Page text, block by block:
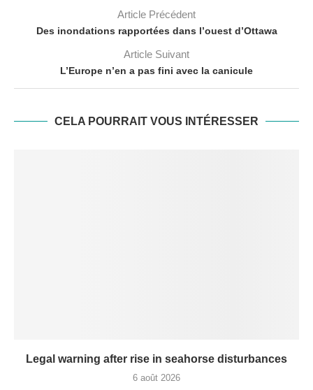
Article Précédent
Des inondations rapportées dans l’ouest d’Ottawa
Article Suivant
L’Europe n’en a pas fini avec la canicule
CELA POURRAIT VOUS INTÉRESSER
Legal warning after rise in seahorse disturbances
6 août 2026